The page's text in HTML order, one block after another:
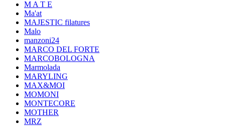
M A T E
Ma'at
MAJESTIC filatures
Malo
manzoni24
MARCO DEL FORTE
MARCOBOLOGNA
Marmolada
MARYLING
MAX&MOI
MOMONI
MONTECORE
MOTHER
MRZ